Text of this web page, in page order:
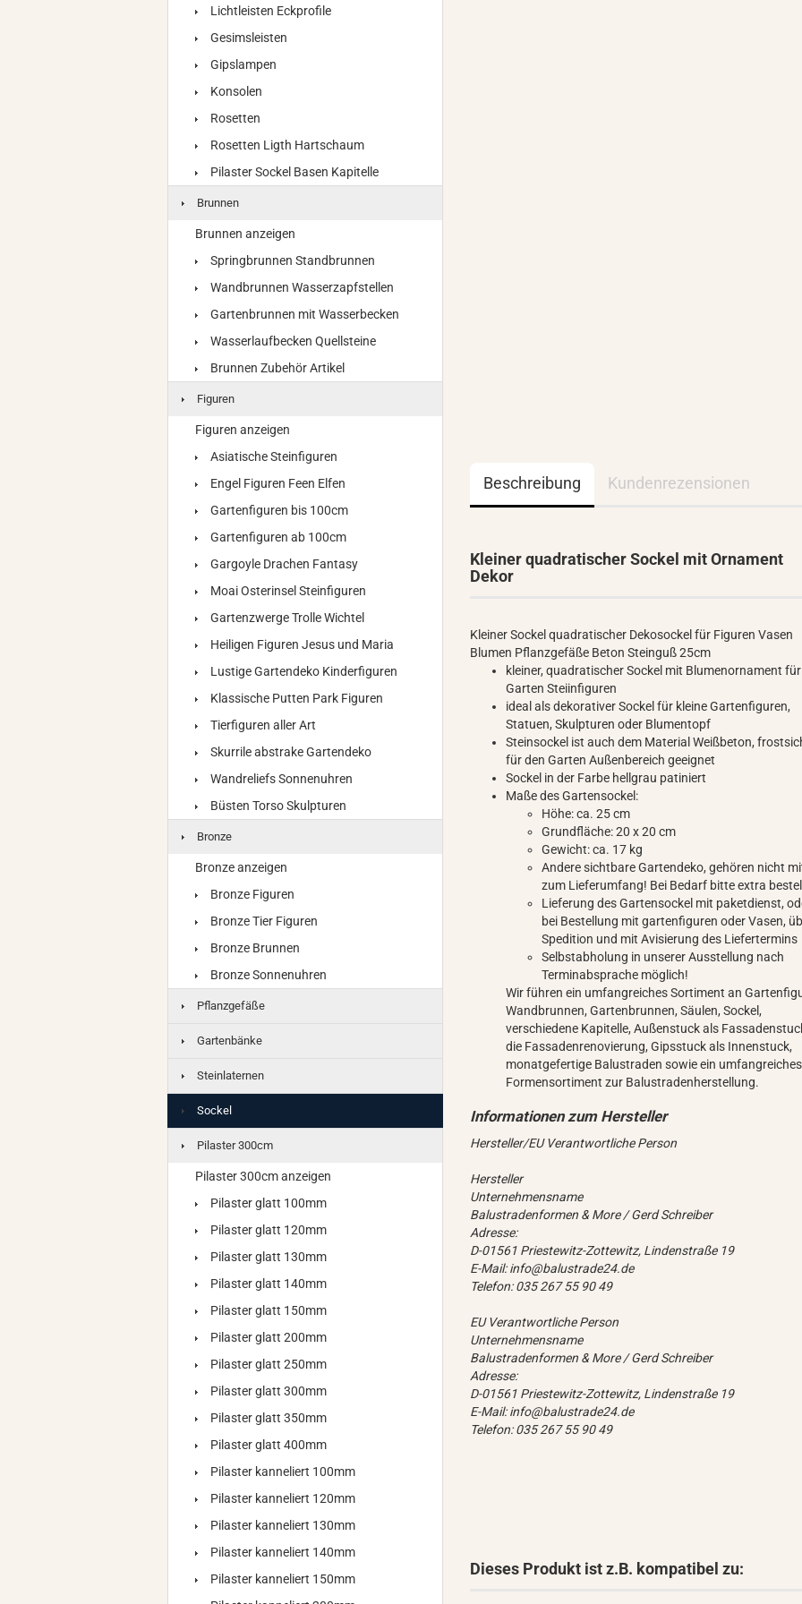
Beschreibung Kundenrezensionen
Kleiner quadratischer Sockel mit Ornament
Dekor
Kleiner Sockel quadratischer Dekosockel für Figuren Vasen
Blumen Pflanzgefäße Beton Steinguß 25cm
kleiner, quadratischer Sockel mit Blumenornament für
Garten Steiinfiguren
ideal als dekorativer Sockel für kleine Gartenfiguren,
Statuen, Skulpturen oder Blumentopf
Steinsockel ist auch dem Material Weißbeton,
für den Garten Außenbereich geeignet
Sockel in der Farbe hellgrau patiniert
Maße des Gartensockel:
Höhe: ca. 25 cm
Grundfläche: 20 x 20 cm
Gewicht: ca. 17 kg
Andere sichtbare Gartendeko, gehören nicht
zum Lieferumfang! Bei Bedarf bitte extra
Lieferung des Gartensockel mit paketdienst,
bei Bestellung mit gartenfiguren oder Vasen,
Spedition und mit Avisierung des Liefertermins
Selbstabholung in unserer Ausstellung nach
Terminabsprache möglich!
Wir führen ein umfangreiches Sortiment an
Wandbrunnen, Gartenbrunnen, Säulen, Sockel,
verschiedene Kapitelle, Außenstuck als
die Fassadenrenovierung, Gipsstuck als Innenstuck,
monatgefertige Balustraden sowie ein umfangreiches
Formensortiment zur Balustradenherstellung.
Hersteller/EU Verantwortliche Person
Hersteller
Unternehmensname
Balustradenformen & More / Gerd Schreiber
Adresse:
D-01561 Priestewitz-Zottewitz, Lindenstraße 19
E-Mail: info@balustrade24.de
Telefon: 035 267 55 90 49
EU Verantwortliche Person
Unternehmensname
Balustradenformen & More / Gerd Schreiber
Adresse:
D-01561 Priestewitz-Zottewitz, Lindenstraße 19
E-Mail: info@balustrade24.de
Telefon: 035 267 55 90 49
Dieses Produkt ist z.B. kompatibel zu:
Lichtleisten Eckprofile
Gesimsleisten
Gipslampen
Konsolen
Rosetten
Rosetten Ligth Hartschaum
Pilaster Sockel Basen Kapitelle
Brunnen
Brunnen anzeigen
Springbrunnen Standbrunnen
Wandbrunnen Wasserzapfstellen
Gartenbrunnen mit Wasserbecken
Wasserlaufbecken Quellsteine
Brunnen Zubehör Artikel
Figuren
Figuren anzeigen
Asiatische Steinfiguren
Engel Figuren Feen Elfen
Gartenfiguren bis 100cm
Gartenfiguren ab 100cm
Gargoyle Drachen Fantasy
Moai Osterinsel Steinfiguren
Gartenzwerge Trolle Wichtel
Heiligen Figuren Jesus und Maria
Lustige Gartendeko Kinderfiguren
Klassische Putten Park Figuren
Tierfiguren aller Art
Skurrile abstrake Gartendeko
Wandreliefs Sonnenuhren
Büsten Torso Skulpturen
Bronze
Bronze anzeigen
Bronze Figuren
Bronze Tier Figuren
Bronze Brunnen
Bronze Sonnenuhren
Pflanzgefäße
Gartenbänke
Steinlaternen
Sockel
Pilaster 300cm
Pilaster 300cm anzeigen
Pilaster glatt 100mm
Pilaster glatt 120mm
Pilaster glatt 130mm
Pilaster glatt 140mm
Pilaster glatt 150mm
Pilaster glatt 200mm
Pilaster glatt 250mm
Pilaster glatt 300mm
Pilaster glatt 350mm
Pilaster glatt 400mm
Pilaster kanneliert 100mm
Pilaster kanneliert 120mm
Pilaster kanneliert 130mm
Pilaster kanneliert 140mm
Pilaster kanneliert 150mm